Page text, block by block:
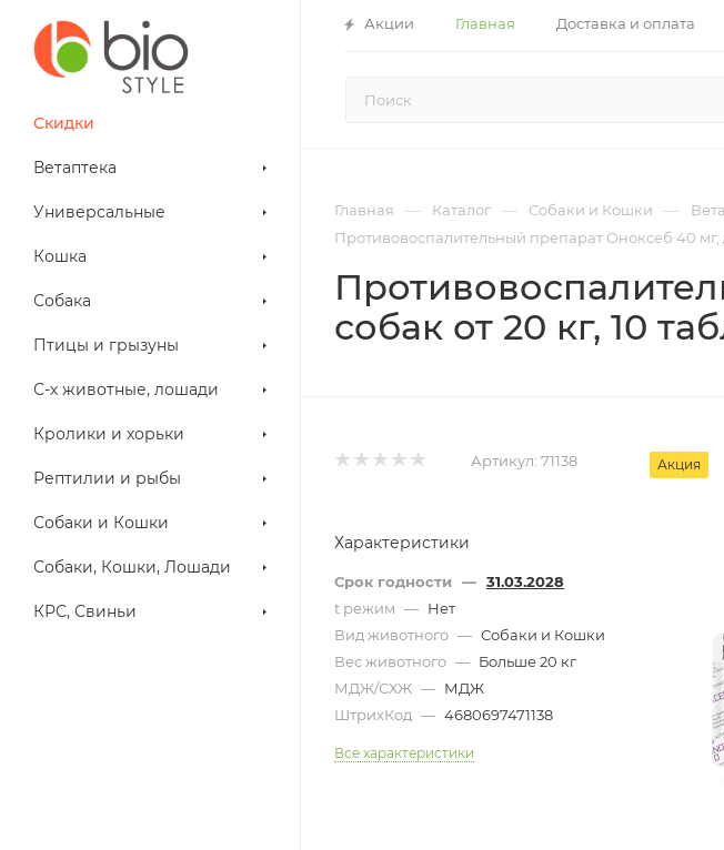
Акции Главная Доставка и оплата
Скидки
Ветаптека
Универсальные
Кошка
Собака
Птицы и грызуны
С-х животные, лошади
Кролики и хорьки
Рептилии и рыбы
Собаки и Кошки
Собаки, Кошки, Лошади
КРС, Свиньи
Главная — Каталог — Собаки и Кошки —
Противовоспалительный препарат Оноксеб 40 мг,
собак от 20 кг, 10
Акция
Артикул: 71138
Характеристики
Срок годности — 31.03.2028
t режим — Нет
Вид животного — Собаки и Кошки
Вес животного — Больше 20 кг
МДЖ/СХЖ — МДЖ
ШтрихКод — 4680697471138
Все характеристики